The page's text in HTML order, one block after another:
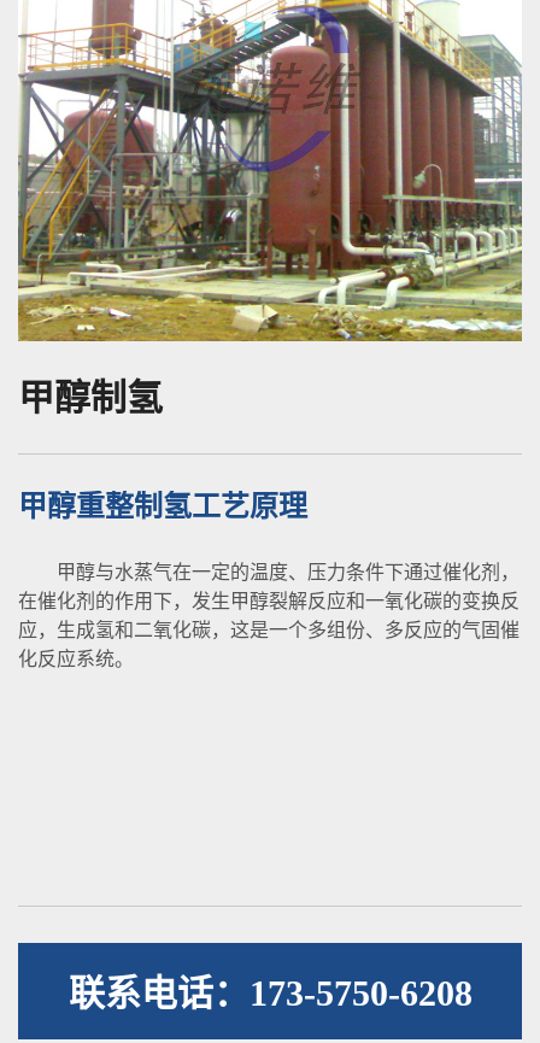
甲醇制氢
甲醇重整制氢工艺原理
甲醇与水蒸气在一定的温度、压力条件下通过催化剂，
在催化剂的作用下，发生甲醇裂解反应和一氧化碳的变换反
应，生成氢和二氧化碳，这是一个多组份、多反应的气固催
化反应系统。
联系电话：173-5750-6208